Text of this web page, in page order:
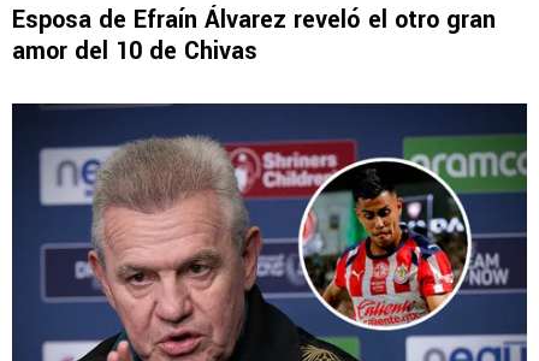
Esposa de Efraín Álvarez reveló el otro gran
amor del 10 de Chivas